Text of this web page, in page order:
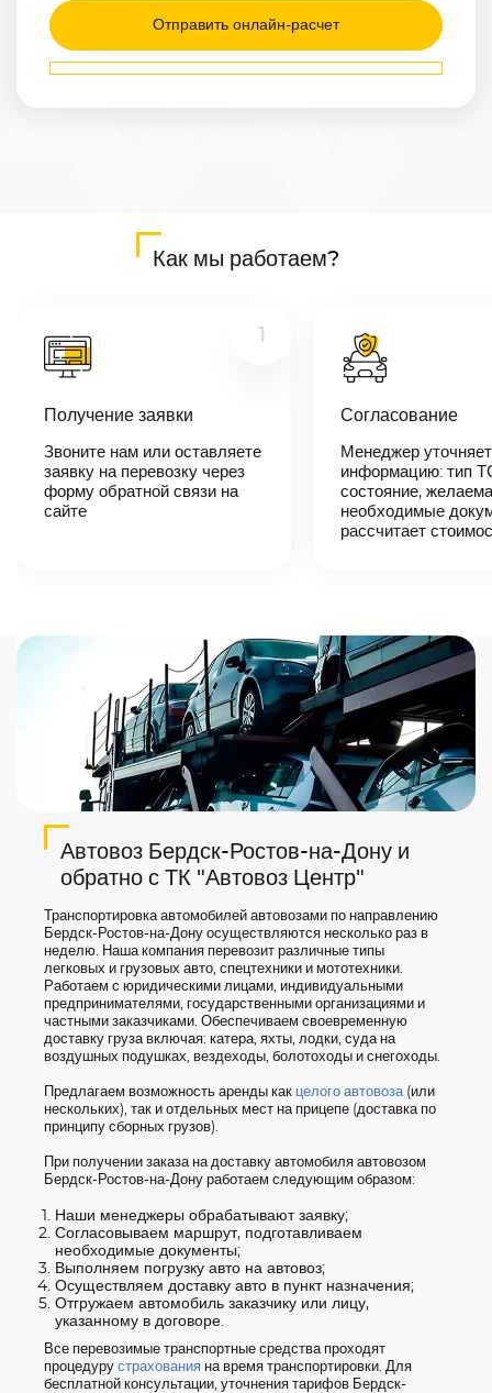
Другое
/
Маршрут
Бердск —
минут наш
логист
свяжется с
вами,
согласует
Как мы работаем?
1
Получение заявки
Звоните нам или оставляете
заявку на перевозку через
форму обратной связи на
сайте
Согласование
Менеджер уточняет
информацию: тип
состояние,
необходимые
рассчитает
Автовоз Бердск-Ростов-на-Дону и
обратно с ТК "Автовоз Центр"
Транспортировка автомобилей автовозами по направлению
Бердск-Ростов-на-Дону осуществляются несколько раз в
неделю. Наша компания перевозит различные типы
легковых и грузовых авто, спецтехники и мототехники.
Работаем с юридическими лицами, индивидуальными
предпринимателями, государственными организациями и
частными заказчиками. Обеспечиваем своевременную
доставку груза включая: катера, яхты, лодки, суда на
воздушных подушках, вездеходы, болотоходы и снегоходы.
Предлагаем возможность аренды как целого автовоза(или
нескольких), так и отдельных мест на прицепе (доставка по
принципу сборных грузов).
При получении заказа на доставку автомобиля автовозом
Бердск-Ростов-на-Дону работаем следующим образом:
Наши менеджеры обрабатывают заявку;
Согласовываем маршрут, подготавливаем
необходимые документы;
Выполняем погрузку авто на автовоз;
Осуществляем доставку авто в пункт назначения;
Отгружаем автомобиль заказчику или лицу,
указанному в договоре.
Все перевозимые транспортные средства проходят
процедуру страхования на время транспортировки. Для
бесплатной консультации, уточнения тарифов Бердск-